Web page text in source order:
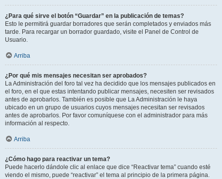
¿Para qué sirve el botón “Guardar” en la publicación de temas?
Esto le permitirá guardar borradores que serán completados y enviados más
tarde. Para recargar un borrador guardado, visite el Panel de Control de
Usuario.
Arriba
¿Por qué mis mensajes necesitan ser aprobados?
La Administración del foro tal vez ha decidido que los mensajes publicados en
el foro, en el que estas intentando publicar mensajes, necesiten ser revisados
antes de aprobarlos. También es posible que La Administración le haya
ubicado en un grupo de usuarios cuyos mensajes necesitan ser revisados
antes de aprobarlos. Por favor comuníquese con el administrador para más
información al respecto.
Arriba
¿Cómo hago para reactivar un tema?
Puede hacerlo dándole clic al enlace que dice “Reactivar tema” cuando esté
viendo el mismo, puede “reactivar” el tema al principio de la primera página.